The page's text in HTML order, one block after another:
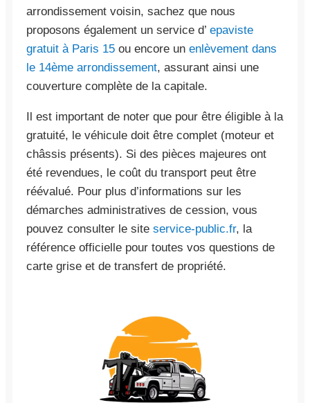
arrondissement voisin, sachez que nous
proposons également un service d’ epaviste
gratuit à Paris 15 ou encore un enlèvement dans
le 14ème arrondissement, assurant ainsi une
couverture complète de la capitale.
Il est important de noter que pour être éligible à la
gratuité, le véhicule doit être complet (moteur et
châssis présents). Si des pièces majeures ont
été revendues, le coût du transport peut être
réévalué. Pour plus d’informations sur les
démarches administratives de cession, vous
pouvez consulter le site service-public.fr, la
référence officielle pour toutes vos questions de
carte grise et de transfert de propriété.